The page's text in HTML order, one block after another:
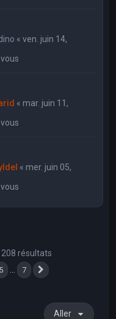
«ven. juin 14,
« mar. juin 11,
« mer. juin 05,
résultats
5 7
Aller